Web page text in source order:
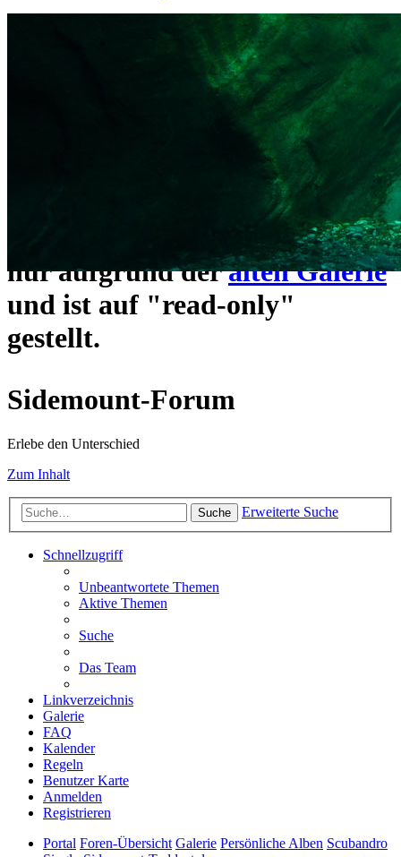
Das Sidemount-Forum ist auf
ein neues Forensystem
umgezogen und wie gewohnt
https://www.sidemount-
erreichbar.
Das alte Forum hier existiert
nur aufgrund deralten Galerie
und ist auf "read-only"
gestellt.
Sidemount-Forum
Erlebe den Unterschied
Zum Inhalt
Suche Erweiterte Suche
Schnellzugriff
Unbeantwortete Themen
Aktive Themen
Suche
Das Team
Linkverzeichnis
Galerie
FAQ
Kalender
Regeln
Benutzer Karte
Anmelden
Registrieren
Portal Foren-Übersicht Galerie Persönliche Alben Scubandro